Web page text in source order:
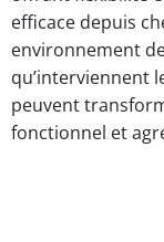
efficace depuis
environnement
qu’interviennent
peuvent
fonctionnel et